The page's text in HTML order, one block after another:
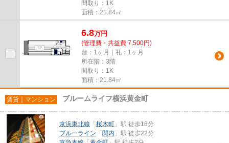
間取り：1K
面積：21.84㎡
6.8万円
(管理費・共益費 7,500円)
敷：1ヶ月｜礼：1ヶ月
所在階：3階
間取り：1K
面積：21.84㎡
賃貸｜マンション ブルームライフ横浜黄金町
京浜東北線 「 桜木町 」駅 徒歩18分
ブルーライン 「 関内 」駅 徒歩22分